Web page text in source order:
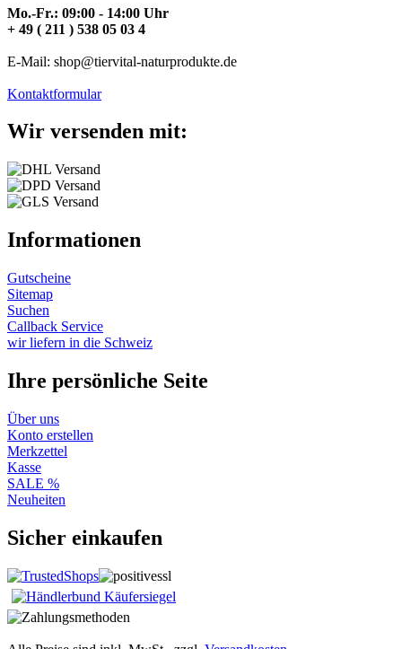
Mo.-Fr.: 09:00 - 14:00 Uhr
+ 49 ( 211 ) 538 05 03 4
E-Mail: shop@tiervital-naturprodukte.de
Kontaktformular
Wir versenden mit:
Informationen
Gutscheine
Sitemap
Suchen
Callback Service
wir liefern in die Schweiz
Ihre persönliche Seite
Über uns
Konto erstellen
Merkzettel
Kasse
SALE %
Neuheiten
Sicher einkaufen